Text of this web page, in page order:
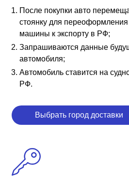
После покупки авто
стоянку для переоформления
машины к экспорту в РФ;
Запрашиваются данные
автомобиля;
Автомобиль ставится на
РФ.
Выбрать город доставки